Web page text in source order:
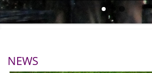
NEWS